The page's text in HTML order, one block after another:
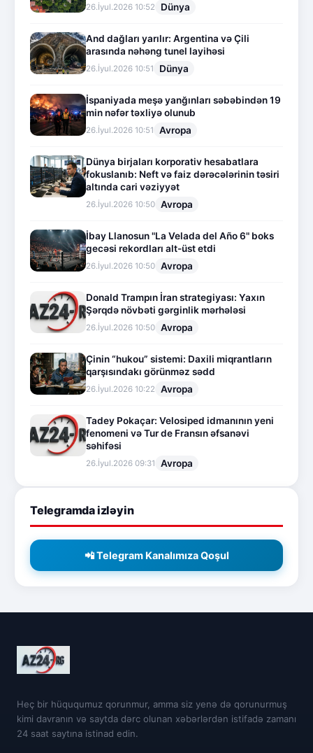
26.İyul.2026 10:52 Dünya
And dağları yarılır: Argentina və Çili
arasında nəhəng tunel layihəsi
26.İyul.2026 10:51 Dünya
İspaniyada meşə yanğınları səbəbindən 19
min nəfər təxliyə olunub
26.İyul.2026 10:51 Avropa
Dünya birjaları korporativ hesabatlara
fokuslanıb: Neft və faiz dərəcələrinin təsiri
altında cari vəziyyət
26.İyul.2026 10:50 Avropa
İbay Llanosun "La Velada del Año 6" boks
gecəsi rekordları alt-üst etdi
26.İyul.2026 10:50 Avropa
Donald Trampın İran strategiyası: Yaxın
Şərqdə növbəti gərginlik mərhələsi
26.İyul.2026 10:50 Avropa
Çinin “hukou” sistemi: Daxili miqrantların
qarşısındakı görünməz sədd
26.İyul.2026 10:22 Avropa
Tadey Pokaçar: Velosiped idmanının yeni
fenomeni və Tur de Fransın əfsanəvi
səhifəsi
26.İyul.2026 09:31 Avropa
Telegramda izləyin
📲 Telegram Kanalımıza Qoşul
Heç bir hüququmuz qorunmur, amma siz yenə də qorunurmuş
kimi davranın və saytda dərc olunan xəbərlərdən istifadə zamanı
24 saat saytına istinad edin.